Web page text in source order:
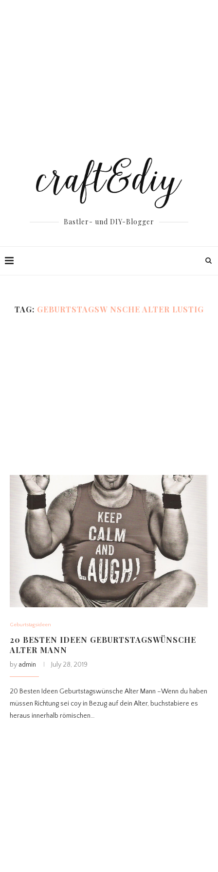
Bastler- und DIY-Blogger
TAG: GEBURTSTAGSW NSCHE ALTER LUSTIG
Geburtstagsideen
20 BESTEN IDEEN GEBURTSTAGSWÜNSCHE
ALTER MANN
by admin July 28, 2019
20 Besten Ideen Geburtstagswünsche Alter Mann –Wenn du haben
müssen Richtung sei coy in Bezug auf dein Alter, buchstabiere es
heraus innerhalb römischen…